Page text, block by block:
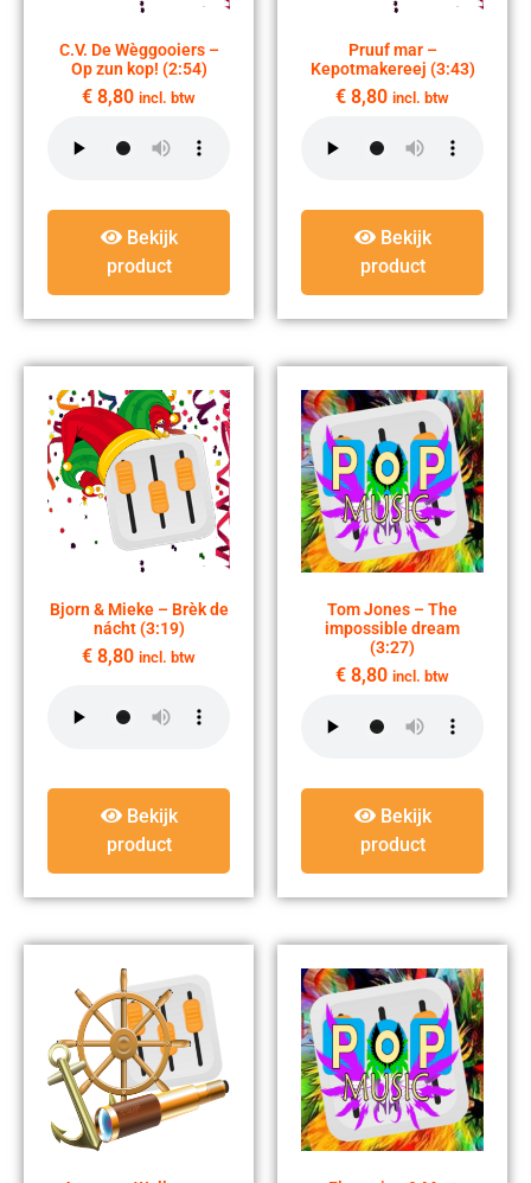
C.V. De Wèggooiers –
Op zun kop! (2:54)
€ 8,80 incl. btw
Bekijk
product
Pruuf mar –
Kepotmakereej (3:43)
€ 8,80 incl. btw
Bekijk
product
Bjorn & Mieke – Brèk de
nácht (3:19)
€ 8,80 incl. btw
Bekijk
product
Tom Jones – The
impossible dream
(3:27)
€ 8,80 incl. btw
Bekijk
product